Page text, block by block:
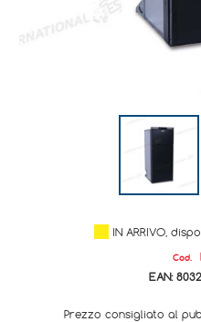
IN ARRIVO,
Cod.
EAN:
Prezzo consigliato al